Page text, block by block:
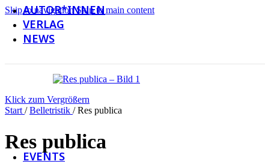
Skip to navigationSkip to main content
AUTOR*INNEN
VERLAG
NEWS
Social Media
Galerie
EVENTS
Klick zum Vergrößern
Start / Belletristik / Res publica
Res publica